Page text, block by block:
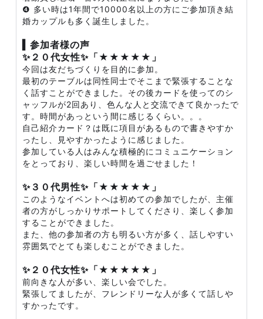
❹ 多い時は1年間で10000名以上の方にご参加頂き結
婚カップルも多く誕生しました。
▍参加者様の声
✨２０代女性✨「★★★★★」
今回は友だちづくりを目的に参加。
最初のテーブルは同性同士でそこまで緊張することな
く話すことができました。その後カードを使ってのシ
ャッフルが2回あり、色んな人と交流できて良かったで
す。時間があっという間に感じるくらい。。。
自己紹介カード？は既に項目があるもので書きやすか
ったし、見やすかったように感じました。
参加している人はみんな積極的にコミュニケーション
をとっており、楽しい時間を過ごせました！
✨３０代男性✨「★★★★★」
このようなイベントへは初めての参加でしたが、主催
者の方がしっかりサポートしてくださり、楽しく参加
することができました。
また、他の参加者の方も明るい方が多く、話しやすい
雰囲気でとても楽しむことができました。
✨２０代女性✨「★★★★★」
前向きな人が多い、楽しい会でした。
緊張してましたが、フレンドリーな人が多くて話しや
すかったです。